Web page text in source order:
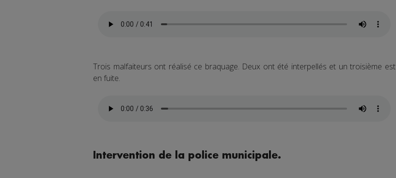
Trois malfaiteurs ont réalisé ce braquage. Deux ont été interpellés et un troisième est
en fuite.
Intervention de la police municipale.